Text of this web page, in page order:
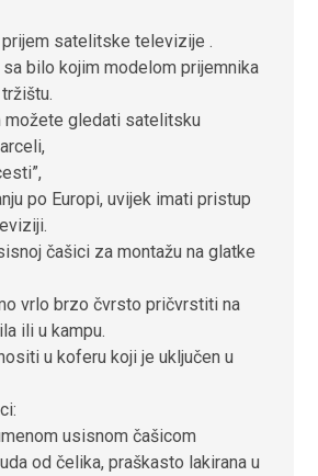
prijem satelitske televizije .
sa bilo kojim modelom prijemnika
možete gledati satelitsku
po Europi, uvijek imati pristup
čašici za montažu na glatke
vrlo brzo čvrsto pričvrstiti na
ili u kampu.
u koferu koji je uključen u
usisnom čašicom
od čelika, praškasto lakirana u